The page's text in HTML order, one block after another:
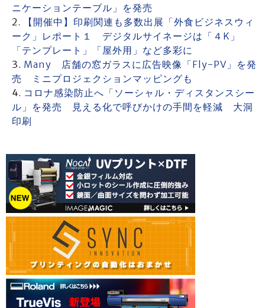
ニケーションテーブル」を発売
【開催中】印刷関連も多数出展「外食ビジネスウィ
ーク」レポート１ デジタルサイネージは「４K」
「テンプレート」「屋外用」など多彩に
Many 店舗の窓ガラスに広告映像「Fly-PV」を発
売 ミニプロジェクションマッピングも
コロナ感染防止へ「ソーシャル・ディスタンスシー
ル」を発売 見える化で呼びかけの手間を軽減 大洞
印刷